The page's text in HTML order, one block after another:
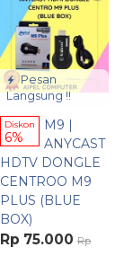
Pesan
Langsung !!
Diskon
6%
M9 |
ANYCAST
HDTV DONGLE
CENTROO M9
PLUS (BLUE
BOX)
Rp 75.000 Rp